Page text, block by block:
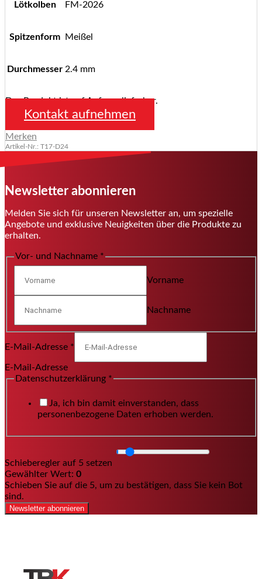
Lötkolben FM-2026
Spitzenform Meißel
Durchmesser 2.4 mm
Das Produkt ist auf Anfrage lieferbar.
Kontakt aufnehmen
Merken
Artikel-Nr.: T17-D24
Newsletter abonnieren
Melden Sie sich für unseren Newsletter an, um spezielle
Angebote und exklusive Neuigkeiten über die Produkte zu
erhalten.
Vor- und Nachname *
Vorname
Nachname
E-Mail-Adresse *
E-Mail-Adresse
Datenschutzerklärung *
Ja, ich bin damit einverstanden, dass
personenbezogene Daten erhoben werden.
Schieberegler auf 5 setzen
Gewählter Wert: 0
Schieben Sie auf die 5, um zu bestätigen, dass Sie kein Bot
sind.
Newsletter abonnieren